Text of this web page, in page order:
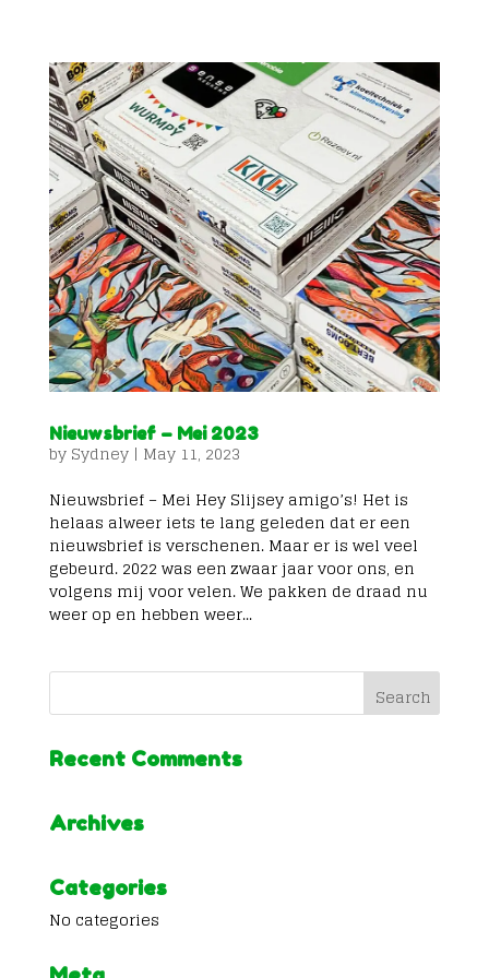
Nieuwsbrief – Mei 2023
by Sydney| May 11, 2023
Nieuwsbrief – Mei Hey Slijsey amigo’s! Het is
helaas alweer iets te lang geleden dat er een
nieuwsbrief is verschenen. Maar er is wel veel
gebeurd. 2022 was een zwaar jaar voor ons, en
volgens mij voor velen. We pakken de draad nu
weer op en hebben weer...
Recent Comments
Archives
Categories
No categories